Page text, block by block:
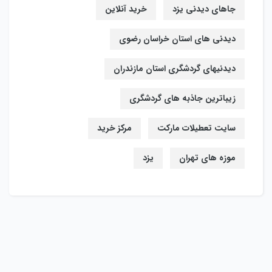
جاهای دیدنی یزد خرید آنلاین
دیدنی های استان خراسان رضوی
دیدنیهای گردشگری استان مازندران
زیباترین جاذبه های گردشگری
سایت تعطیلات مارکت مرکز خرید
موزه های تهران یزد